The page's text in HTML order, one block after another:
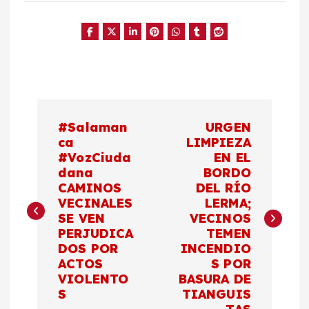
e
#Salaman
ca
#VozCiuda
dana
CAMINOS
VECINALES
SE VEN
PERJUDICA
DOS POR
ACTOS
VIOLENTO
S
URGEN
LIMPIEZA
EN EL
BORDO
DEL RÍO
LERMA;
VECINOS
TEMEN
INCENDIO
S POR
BASURA DE
TIANGUIS